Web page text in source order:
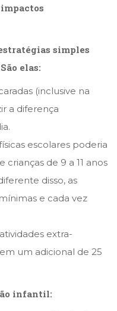
simples
elas:
(inclusive na
a diferença
escolares poderia
de 9 a 11 anos
disso, as
e cada vez
extra-
um adicional de 25
infantil: